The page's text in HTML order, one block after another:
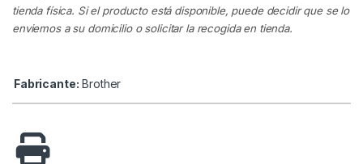
tienda física. Si el producto está disponible, puede decidir que se lo
enviemos a su domicilio o solicitar la recogida en tienda.
Fabricante: Brother